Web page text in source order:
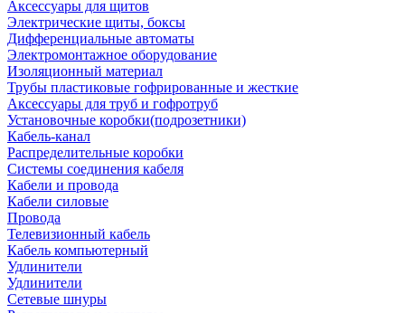
Аксессуары для щитов
Электрические щиты, боксы
Дифференциальные автоматы
Электромонтажное оборудование
Изоляционный материал
Трубы пластиковые гофрированные и жесткие
Аксессуары для труб и гофротруб
Установочные коробки(подрозетники)
Кабель-канал
Распределительные коробки
Системы соединения кабеля
Кабели и провода
Кабели силовые
Провода
Телевизионный кабель
Кабель компьютерный
Удлинители
Удлинители
Сетевые шнуры